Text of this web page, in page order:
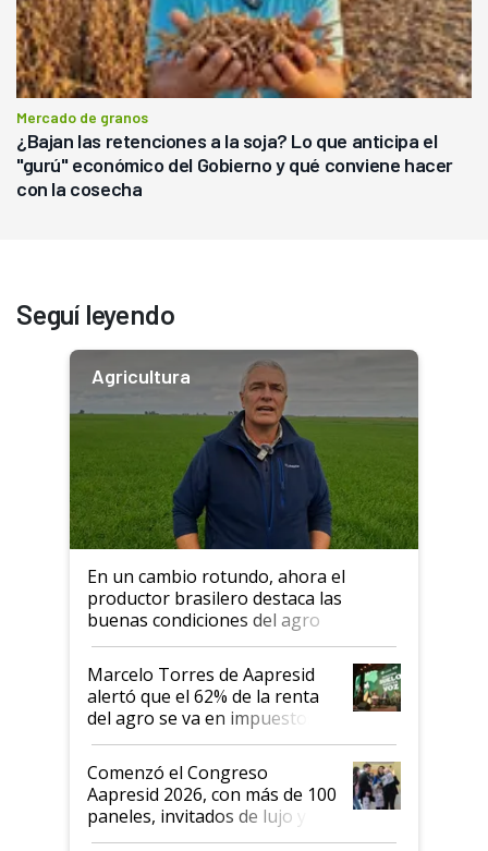
Mercado de granos
¿Bajan las retenciones a la soja? Lo que anticipa el
"gurú" económico del Gobierno y qué conviene hacer
con la cosecha
Seguí leyendo
Agricultura
En un cambio rotundo, ahora el
productor brasilero destaca las
buenas condiciones del agro
argentino para invertir: "Los veo
más motivados"
Marcelo Torres de Aapresid
alertó que el 62% de la renta
del agro se va en impuestos:
"No es bueno que en
Argentina se sigan discutiendo
las mismas cosas de hace 50
años"
Comenzó el Congreso
Aapresid 2026, con más de 100
paneles, invitados de lujo y
todas las tendencias